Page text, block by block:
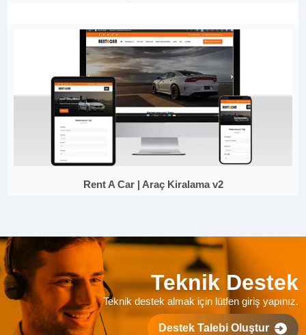
Rent A Car | Araç Kiralama v2
Teknik Destek
Teknik destek almak için lütfen giriş yapınız.
Destek Talebi Oluştur